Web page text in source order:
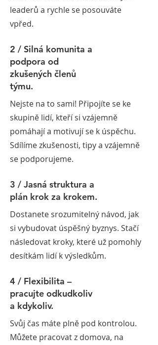
leaderů a rychle se posouváte
vpřed.
2 / Silná komunita a
podpora od
zkušených členů
týmu.
Nejste na to sami! Připojíte se ke
skupině lidí, kteří si vzájemně
pomáhají a motivují se k úspěchu.
Sdílíme zkušenosti, tipy a vzájemně
se podporujeme.
3 / Jasná struktura a
plán krok za krokem.
Dostanete srozumitelný návod, jak
si vybudovat úspěšný byznys. Stačí
následovat kroky, které už pomohly
desítkám lidí k výsledkům.
4 / Flexibilita –
pracujte odkudkoliv
a kdykoliv.
Svůj čas máte plně pod kontrolou.
Můžete pracovat z domova, na